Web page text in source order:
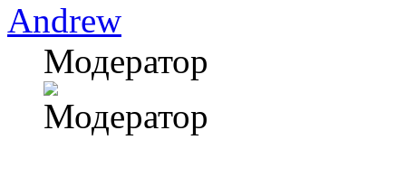
Andrew
Модератор